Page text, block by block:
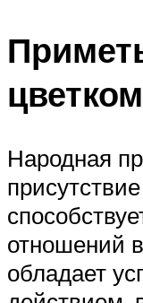
цветком
Народная
отношений
обладает